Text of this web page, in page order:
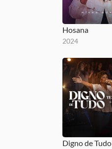
Hosana
2024